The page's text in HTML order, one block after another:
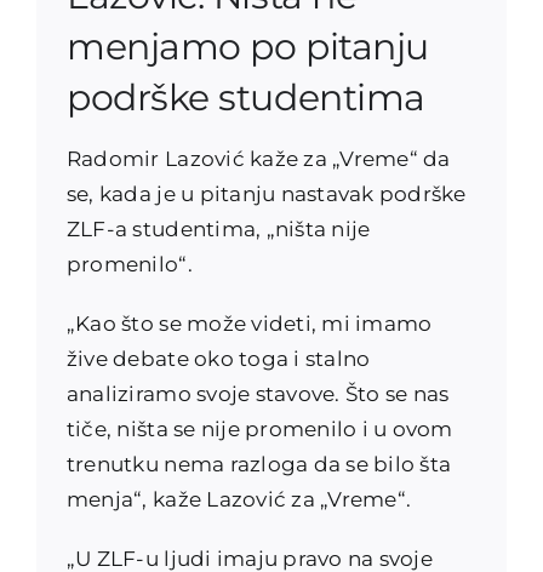
menjamo po pitanju
podrške studentima
Radomir Lazović kaže za „Vreme“ da
se, kada je u pitanju nastavak podrške
ZLF-a studentima, „ništa nije
promenilo“.
„Kao što se može videti, mi imamo
žive debate oko toga i stalno
analiziramo svoje stavove. Što se nas
tiče, ništa se nije promenilo i u ovom
trenutku nema razloga da se bilo šta
menja“, kaže Lazović za „Vreme“.
„U ZLF-u ljudi imaju pravo na svoje